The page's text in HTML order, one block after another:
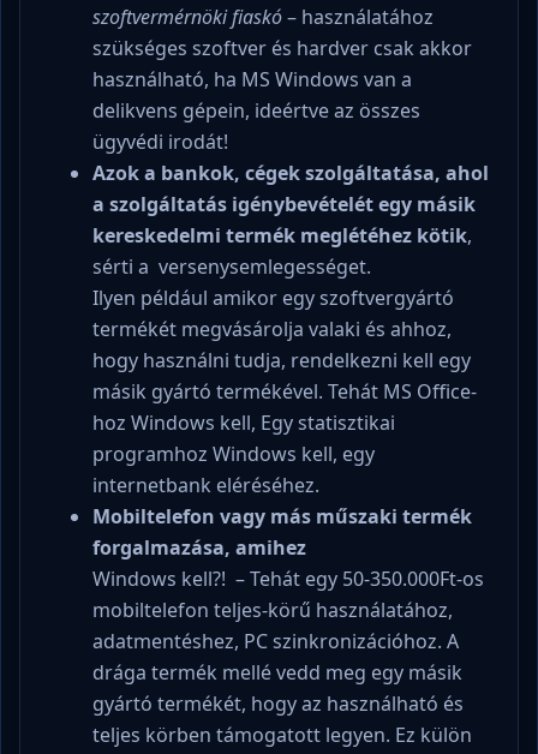
szoftvermérnöki fiaskó– használatához
szükséges szoftver és hardver csak akkor
használható, ha MS Windows van a
delikvens gépein, ideértve az összes
ügyvédi irodát!
Azok a bankok, cégek szolgáltatása, ahol
a szolgáltatás igénybevételét egy másik
kereskedelmi termék meglétéhez kötik,
sérti a versenysemlegességet.
Ilyen például amikor egy szoftvergyártó
termékét megvásárolja valaki és ahhoz,
hogy használni tudja, rendelkezni kell egy
másik gyártó termékével. Tehát MS Office-
hoz Windows kell, Egy statisztikai
programhoz Windows kell, egy
internetbank eléréséhez.
Mobiltelefon vagy más műszaki termék
forgalmazása, amihez
Windows kell?! – Tehát egy 50-350.000Ft-os
mobiltelefon teljes-körű használatához,
adatmentéshez, PC szinkronizációhoz. A
drága termék mellé vedd meg egy másik
gyártó termékét, hogy az használható és
teljes körben támogatott legyen. Ez külön